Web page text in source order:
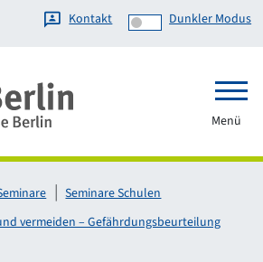
Kontakt Dunkler Modus
Menü
Seminare Schulen
vermeiden – Gefährdungsbeurteilung